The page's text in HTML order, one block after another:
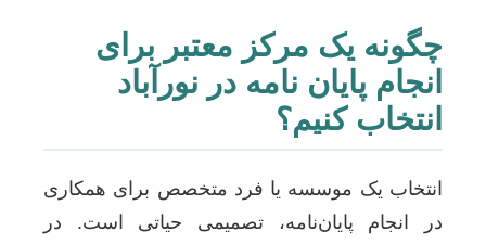
چگونه یک مرکز معتبر برای
انجام پایان نامه در نورآباد
انتخاب کنیم؟
انتخاب یک موسسه یا فرد متخصص برای همکاری
در انجام پایان‌نامه، تصمیمی حیاتی است. در